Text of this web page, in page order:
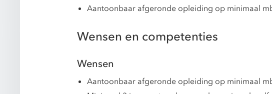
Aantoonbaar afgeronde opleiding op minimaal
Wensen en competenties
Wensen
Aantoonbaar afgeronde opleiding op minimaal